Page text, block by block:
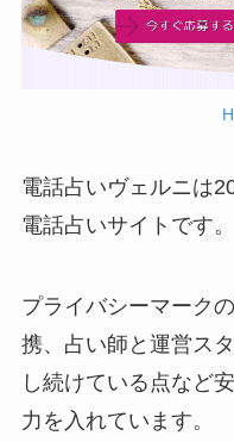
電話占いヴェルニは
電話占いサイトです。
プライバシーマーク
携、占い師と運営ス
し続けている点など
力を入れています。